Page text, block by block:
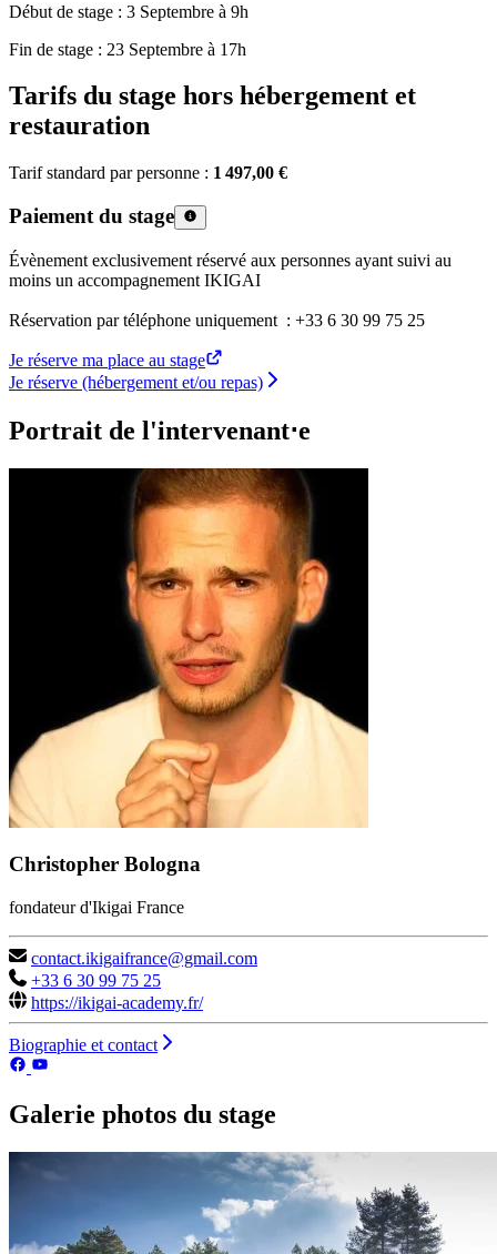
Début de stage : 3 Septembre à 9h
Fin de stage : 23 Septembre à 17h
Tarifs du stage hors hébergement et
restauration
Tarif standard par personne : 1 497,00 €
Paiement du stage
Évènement exclusivement réservé aux personnes ayant suivi au
moins un accompagnement IKIGAI
Réservation par téléphone uniquement : +33 6 30 99 75 25
Je réserve ma place au stage
Je réserve (hébergement et/ou repas)
Portrait de l'intervenant⋅e
Christopher Bologna
fondateur d'Ikigai France
contact.ikigaifrance@gmail.com
+33 6 30 99 75 25
https://ikigai-academy.fr/
Biographie et contact
Galerie photos du stage